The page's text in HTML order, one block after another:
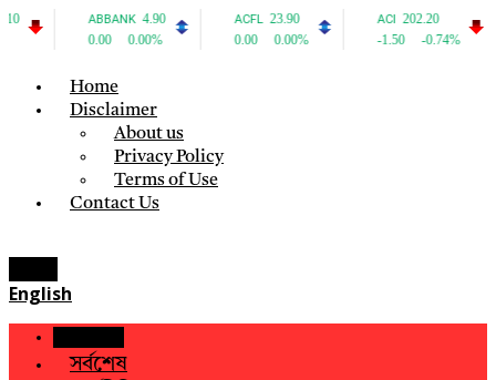
Home
Disclaimer
About us
Privacy Policy
Terms of Use
Contact Us
English
সর্বশেষ